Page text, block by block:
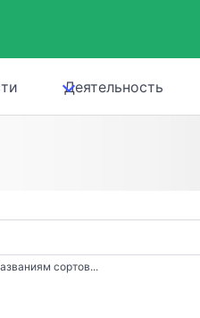
Деятельность
сортов...